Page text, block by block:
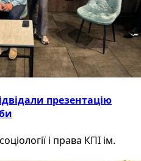
презентацію
і права КПІ ім.